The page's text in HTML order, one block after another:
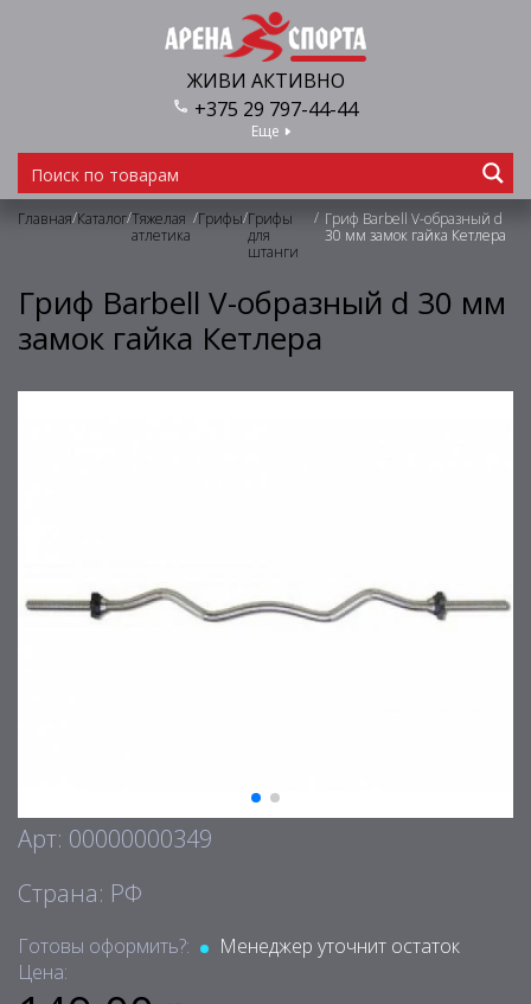
ЖИВИ АКТИВНО
+375 29 797-44-44
Еще
Главная/Каталог/Тяжелая
атлетика
/Грифы/Грифы
для
штанги
/ Гриф Barbell V-образный d
30 мм замок гайка Кетлера
Гриф Barbell V-образный d 30 мм
замок гайка Кетлера
Арт: 00000000349
Страна: РФ
Готовы оформить?:
Менеджер уточнит остаток
Цена: